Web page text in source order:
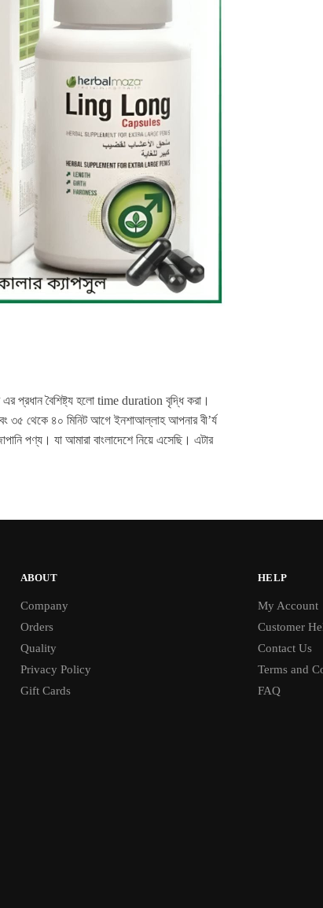
বৈশিষ্ট্য হলো time duration বৃদ্ধি করা।
৩৫ থেকে ৪০ মিনিট আগে ইনশাআল্লাহ আপনার বী’র্য
পণ্য। যা আমারা বাংলাদেশে নিয়ে এসেছি। এটার
ABOUT
Company
Orders
Quality
Privacy Policy
Gift Cards
HELP
My Account
Customer
Contact Us
Terms and
FAQ